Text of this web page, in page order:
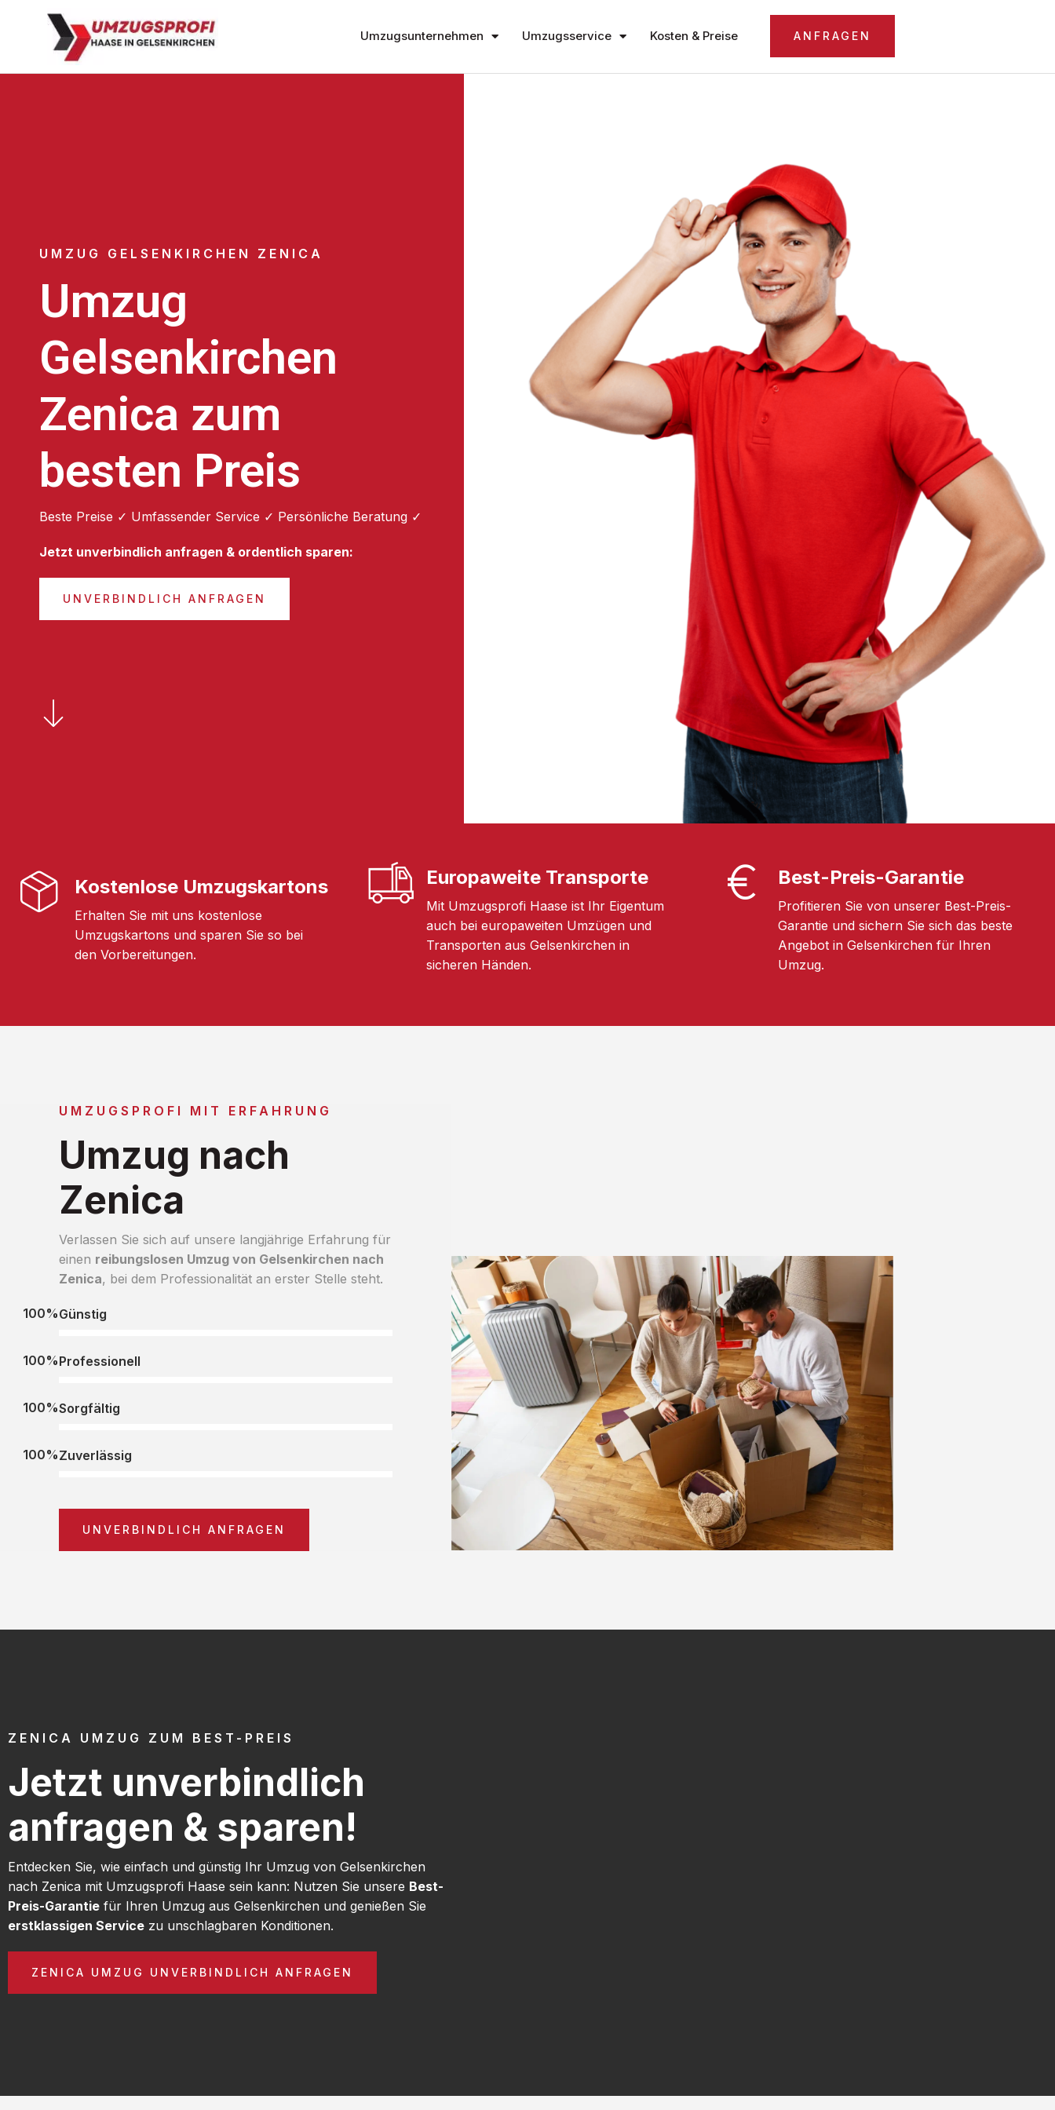
Umzugsunternehmen Umzugsservice Kosten & Preise ANFRAGEN
UMZUG GELSENKIRCHEN ZENICA
Umzug
Gelsenkirchen
Zenica zum
besten Preis
Beste Preise ✓ Umfassender Service ✓ Persönliche Beratung ✓
Jetzt unverbindlich anfragen & ordentlich sparen:
UNVERBINDLICH ANFRAGEN
Kostenlose Umzugskartons
Erhalten Sie mit uns kostenlose
Umzugskartons und sparen Sie so bei
den Vorbereitungen.
Europaweite Transporte
Mit Umzugsprofi Haase ist Ihr Eigentum
auch bei europaweiten Umzügen und
Transporten aus Gelsenkirchen in
sicheren Händen.
Best-Preis-Garantie
Profitieren Sie von unserer Best-Preis-
Garantie und sichern Sie sich das beste
Angebot in Gelsenkirchen für Ihren
Umzug.
UMZUGSPROFI MIT ERFAHRUNG
Umzug nach
Zenica
Verlassen Sie sich auf unsere langjährige Erfahrung für
einen reibungslosen Umzug von Gelsenkirchen nach
Zenica, bei dem Professionalität an erster Stelle steht.
Günstig
100%
Professionell
100%
Sorgfältig
100%
Zuverlässig
100%
UNVERBINDLICH ANFRAGEN
ZENICA UMZUG ZUM BEST-PREIS
Jetzt unverbindlich
anfragen & sparen!
Entdecken Sie, wie einfach und günstig Ihr Umzug von Gelsenkirchen
nach Zenica mit Umzugsprofi Haase sein kann: Nutzen Sie unsere Best-
Preis-Garantie für Ihren Umzug aus Gelsenkirchen und genießen Sie
erstklassigen Service zu unschlagbaren Konditionen.
ZENICA UMZUG UNVERBINDLICH ANFRAGEN